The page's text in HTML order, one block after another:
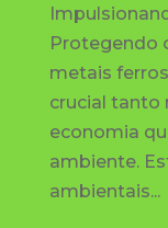
Protegendo
metais
crucial tanto
economia
ambiente.
ambientais...